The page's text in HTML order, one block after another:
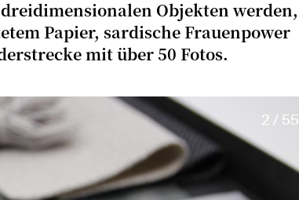
Objekten werden,
Papier, sardische Frauenpower
mit über 50 Fotos.
2 / 55